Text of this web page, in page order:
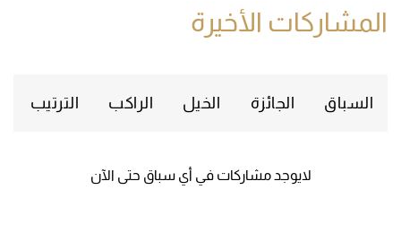
المشاركات الأخيرة
السباق الجائزة الخيل الراكب الترتيب
لايوجد مشاركات في أي سباق حتى الآن